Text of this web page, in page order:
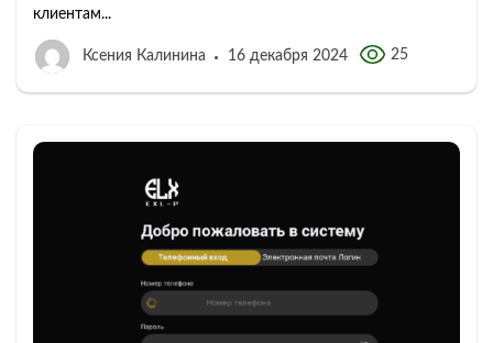
клиентам...
Ксения Калинина 16 декабря 2024 25